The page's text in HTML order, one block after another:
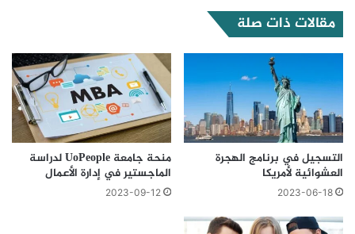
مقالات ذات صلة
التسجيل في برنامج الهجرة
العشوائية لأمريكا
2023-06-18
منحة جامعة UoPeople لدراسة
الماجستير في إدارة الأعمال
2023-09-12